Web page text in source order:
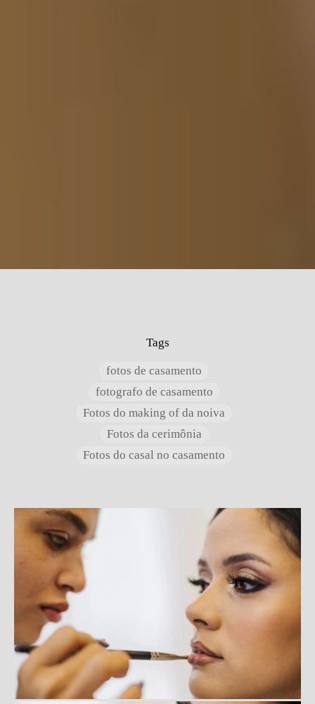
Tags
fotos de casamento
fotografo de casamento
Fotos do making of da noiva
Fotos da cerimônia
Fotos do casal no casamento